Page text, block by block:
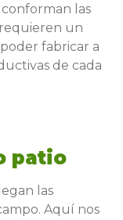
las
un
fabricar a
de cada
patio
las
Aquí nos